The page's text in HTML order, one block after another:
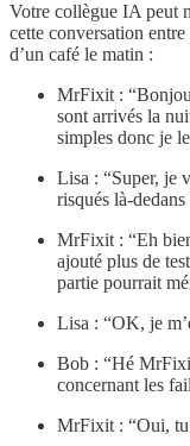
Votre collègue IA peut
cette conversation
d’un café le matin :
MrFixit :
sont arrivés la
simples donc je
Lisa : “Super, je
risqués là-dedans
MrFixit : “Eh
ajouté plus de
partie pourrait
Lisa : “OK, je
Bob : “Hé
concernant les
MrFixit : “Oui, tu